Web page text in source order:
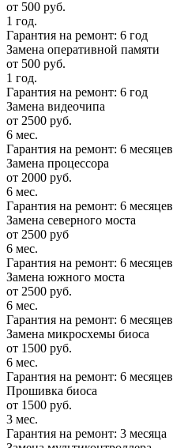
от 500 руб.
1 год.
Гарантия на ремонт: 6 год
Замена оперативной памяти
от 500 руб.
1 год.
Гарантия на ремонт: 6 год
Замена видеочипа
от 2500 руб.
6 мес.
Гарантия на ремонт: 6 месяцев
Замена процессора
от 2000 руб.
6 мес.
Гарантия на ремонт: 6 месяцев
Замена северного моста
от 2500 руб
6 мес.
Гарантия на ремонт: 6 месяцев
Замена южного моста
от 2500 руб.
6 мес.
Гарантия на ремонт: 6 месяцев
Замена микросхемы биоса
от 1500 руб.
6 мес.
Гарантия на ремонт: 6 месяцев
Прошивка биоса
от 1500 руб.
3 мес.
Гарантия на ремонт: 3 месяца